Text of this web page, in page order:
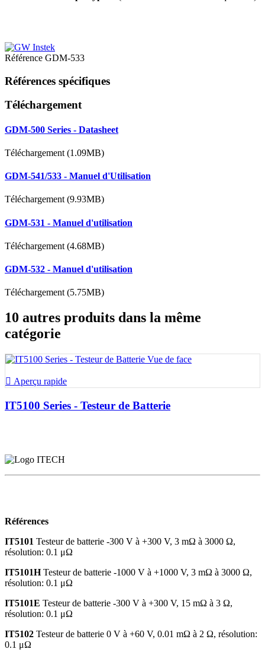
Référence GDM-533
Références spécifiques
Téléchargement
GDM-500 Series - Datasheet
Téléchargement (1.09MB)
GDM-541/533 - Manuel d'Utilisation
Téléchargement (9.93MB)
GDM-531 - Manuel d'utilisation
Téléchargement (4.68MB)
GDM-532 - Manuel d'utilisation
Téléchargement (5.75MB)
10 autres produits dans la même
catégorie
 Aperçu rapide
IT5100 Series - Testeur de Batterie
Références
IT5101 Testeur de batterie -300 V à +300 V, 3 mΩ à 3000 Ω,
résolution: 0.1 μΩ
IT5101HTesteur de batterie -1000 V à +1000 V, 3 mΩ à 3000 Ω,
résolution: 0.1 μΩ
IT5101E Testeur de batterie -300 V à +300 V, 15 mΩ à 3 Ω,
résolution: 0.1 μΩ
IT5102 Testeur de batterie 0 V à +60 V, 0.01 mΩ à 2 Ω, résolution:
0.1 μΩ